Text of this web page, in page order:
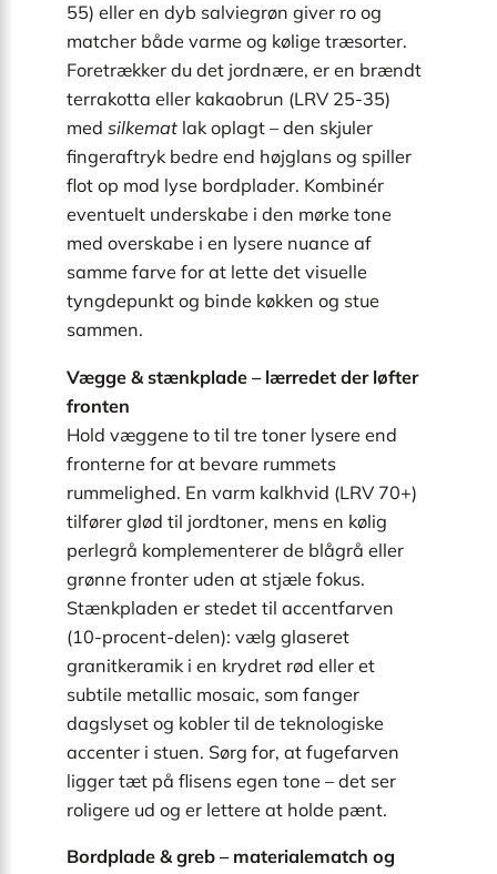
55) eller en dyb salviegrøn giver ro og
matcher både varme og kølige træsorter.
Foretrækker du det jordnære, er en brændt
terrakotta eller kakaobrun (LRV 25-35)
med silkemat lak oplagt – den skjuler
fingeraftryk bedre end højglans og spiller
flot op mod lyse bordplader. Kombinér
eventuelt underskabe i den mørke tone
med overskabe i en lysere nuance af
samme farve for at lette det visuelle
tyngdepunkt og binde køkken og stue
sammen.
Vægge & stænkplade – lærredet der løfter
fronten
Hold væggene to til tre toner lysere end
fronterne for at bevare rummets
rummelighed. En varm kalkhvid (LRV 70+)
tilfører glød til jordtoner, mens en kølig
perlegrå komplementerer de blågrå eller
grønne fronter uden at stjæle fokus.
Stænkpladen er stedet til accentfarven
(10-procent-delen): vælg glaseret
granitkeramik i en krydret rød eller et
subtile metallic mosaic, som fanger
dagslyset og kobler til de teknologiske
accenter i stuen. Sørg for, at fugefarven
ligger tæt på flisens egen tone – det ser
roligere ud og er lettere at holde pænt.
Bordplade & greb – materialematch og